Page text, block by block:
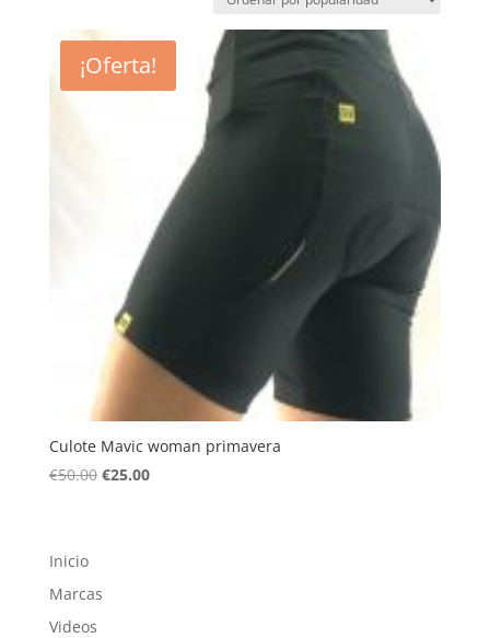
¡Oferta!
Culote Mavic woman primavera
€50.00 El
€25.00El
Inicio
Marcas
Videos